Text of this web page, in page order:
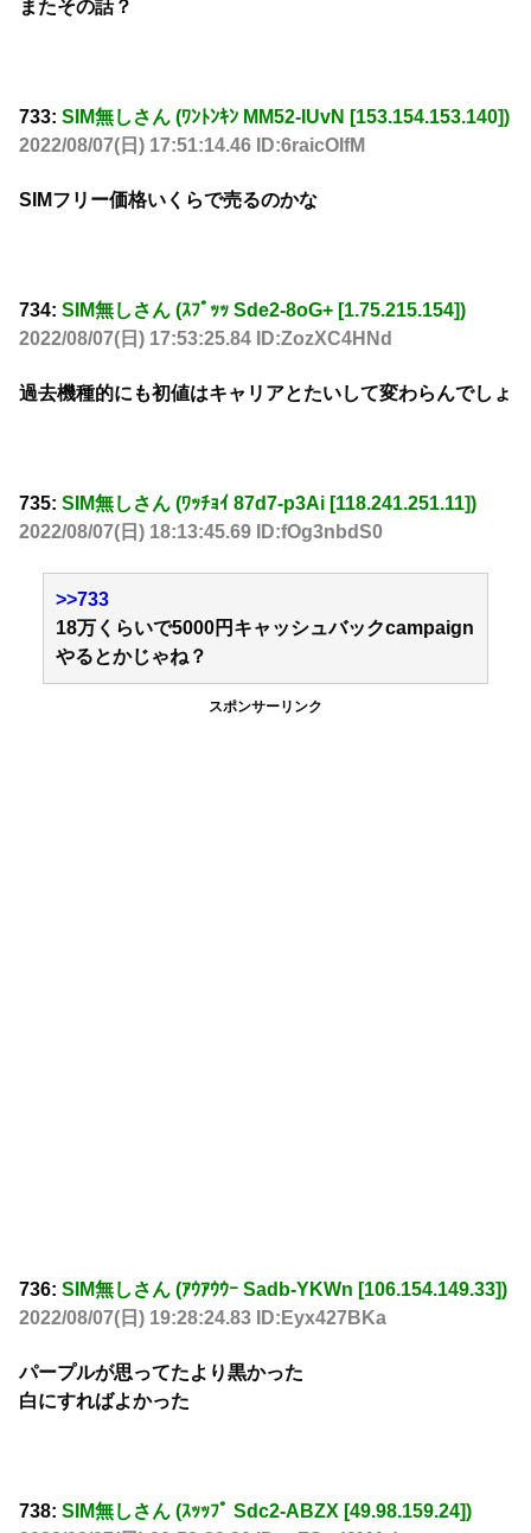
またその話？
733: SIM無しさん (ﾜﾝﾄﾝｷﾝ MM52-IUvN [153.154.153.140])
2022/08/07(日) 17:51:14.46 ID:6raicOIfM
SIMフリー価格いくらで売るのかな
734: SIM無しさん (ｽﾌﾟｯｯ Sde2-8oG+ [1.75.215.154])
2022/08/07(日) 17:53:25.84 ID:ZozXC4HNd
過去機種的にも初値はキャリアとたいして変わらんでしょ
735: SIM無しさん (ﾜｯﾁｮｲ 87d7-p3Ai [118.241.251.11])
2022/08/07(日) 18:13:45.69 ID:fOg3nbdS0
>>733
18万くらいで5000円キャッシュバックcampaign
やるとかじゃね？
スポンサーリンク
736: SIM無しさん (ｱｳｱｳｳｰ Sadb-YKWn [106.154.149.33])
2022/08/07(日) 19:28:24.83 ID:Eyx427BKa
パープルが思ってたより黒かった
白にすればよかった
738: SIM無しさん (ｽｯｯﾌﾟ Sdc2-ABZX [49.98.159.24])